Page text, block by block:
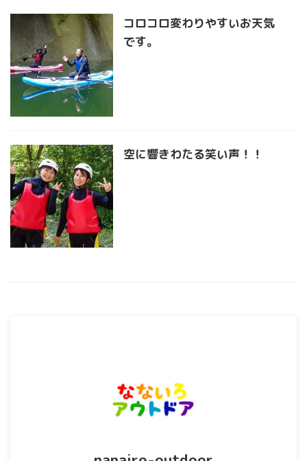
コロコロ変わりやすいお天気
です。
空に響きわたる笑い声！！